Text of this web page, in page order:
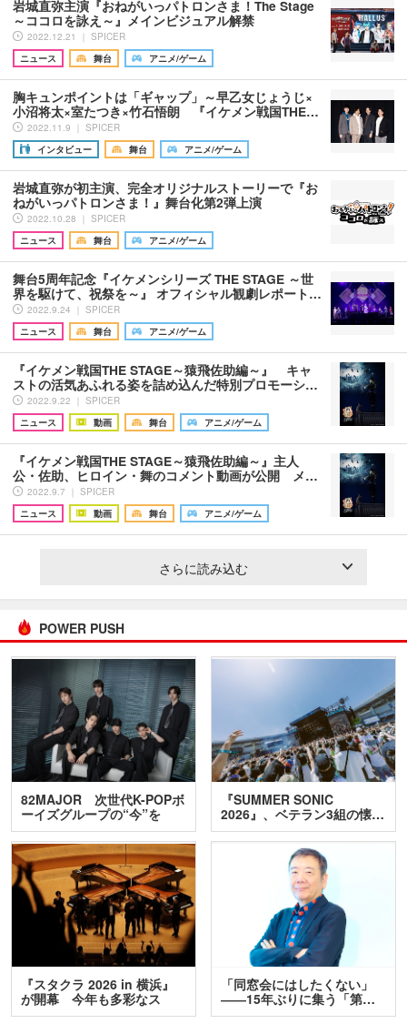
岩城直弥主演『おねがいっパトロンさま！The Stage
～ココロを詠え～』メインビジュアル解禁
2022.12.21 ｜ SPICER
ニュース
舞台 アニメ/ゲーム
胸キュンポイントは「ギャップ」～早乙女じょうじ×
小沼将太×室たつき×竹石悟朗 『イケメン戦国THE…
2022.11.9 ｜ SPICER
インタビュー
舞台 アニメ/ゲーム
岩城直弥が初主演、完全オリジナルストーリーで『お
ねがいっパトロンさま！』舞台化第2弾上演
2022.10.28 ｜ SPICER
ニュース
舞台 アニメ/ゲーム
舞台5周年記念『イケメンシリーズ THE STAGE ～世
界を駆けて、祝祭を～』 オフィシャル観劇レポート…
2022.9.24 ｜ SPICER
ニュース
舞台 アニメ/ゲーム
『イケメン戦国THE STAGE～猿飛佐助編～』 キャ
ストの活気あふれる姿を詰め込んだ特別プロモーシ…
2022.9.22 ｜ SPICER
ニュース
動画 舞台 アニメ/ゲーム
『イケメン戦国THE STAGE～猿飛佐助編～』主人
公・佐助、ヒロイン・舞のコメント動画が公開 メ…
2022.9.7 ｜ SPICER
ニュース
動画 舞台 アニメ/ゲーム
さらに読み込む
POWER PUSH
82MAJOR 次世代K-POPボ
ーイズグループの“今”を
訊…
『SUMMER SONIC
2026』、ベテラン3組の懐…
『スタクラ 2026 in 横浜』
が開幕 今年も多彩なス
テ…
「同窓会にはしたくない」
――15年ぶりに集う「第…